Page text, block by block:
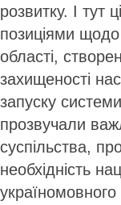
розвитку. І тут
позиціями щодо
області,
захищеності
запуску
прозвучали
суспільства,
необхідність
україномовного